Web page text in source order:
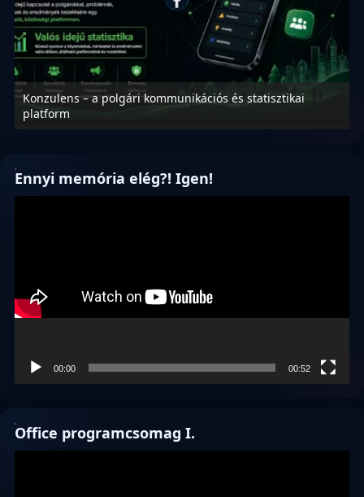
Konzulens – a polgári kommunikációs és statisztikai
platform
Ennyi memória elég?! Igen!
00:00 00:52
Office programcsomag I.